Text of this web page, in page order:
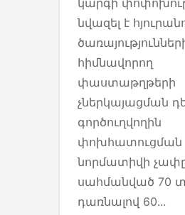
կարգի
նվազել է
հիմնավորող
փաստաթղթերի
չներկայացման
գործուղվողին
փոխհատուցման
նորմատիվի
սահմանված 70
դառնալով 60...